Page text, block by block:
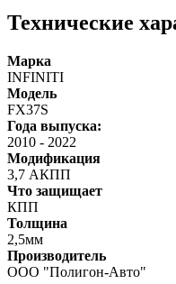
Технические
Марка
INFINITI
Модель
FX37S
Года выпуска:
2010 - 2022
Модификация
3,7 АКПП
Что защищает
КПП
Толщина
2,5мм
Производитель
ООО "Полигон-Авто"